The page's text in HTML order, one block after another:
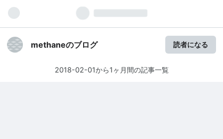
methaneのブログ 読者になる
2018-02-01から1ヶ月間の記事一覧